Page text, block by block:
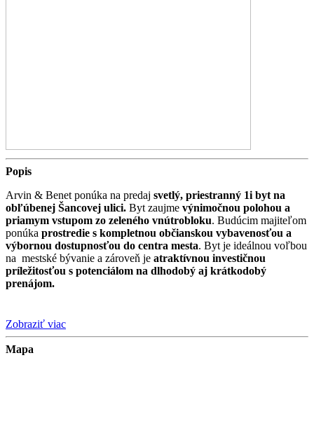
Popis
Arvin & Benet ponúka na predaj svetlý, priestranný 1i byt na
obľúbenej Šancovej ulici. Byt zaujme výnimočnou polohou a
priamym vstupom zo zeleného vnútrobloku. Budúcim majiteľom
ponúka prostredie s kompletnou občianskou vybavenosťou a
výbornou dostupnosťou do centra mesta. Byt je ideálnou voľbou
na mestské bývanie a zároveň je atraktívnou investičnou
príležitosťou s potenciálom na dlhodobý aj krátkodobý
prenájom.
Hlavné benefity:
Zobraziť viac
Mapa